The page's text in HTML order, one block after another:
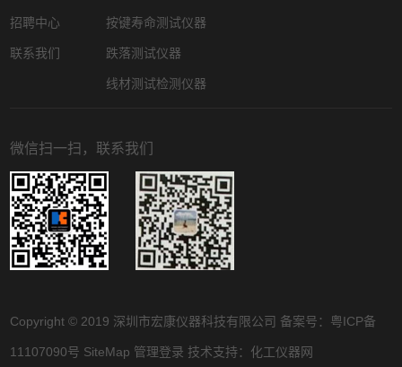
招聘中心
联系我们
按键寿命测试仪器
跌落测试仪器
线材测试检测仪器
微信扫一扫，联系我们
Copyright © 2019 深圳市宏康仪器科技有限公司 备案号： 粤ICP备
11107090号 SiteMap 管理登录 技术支持： 化工仪器网